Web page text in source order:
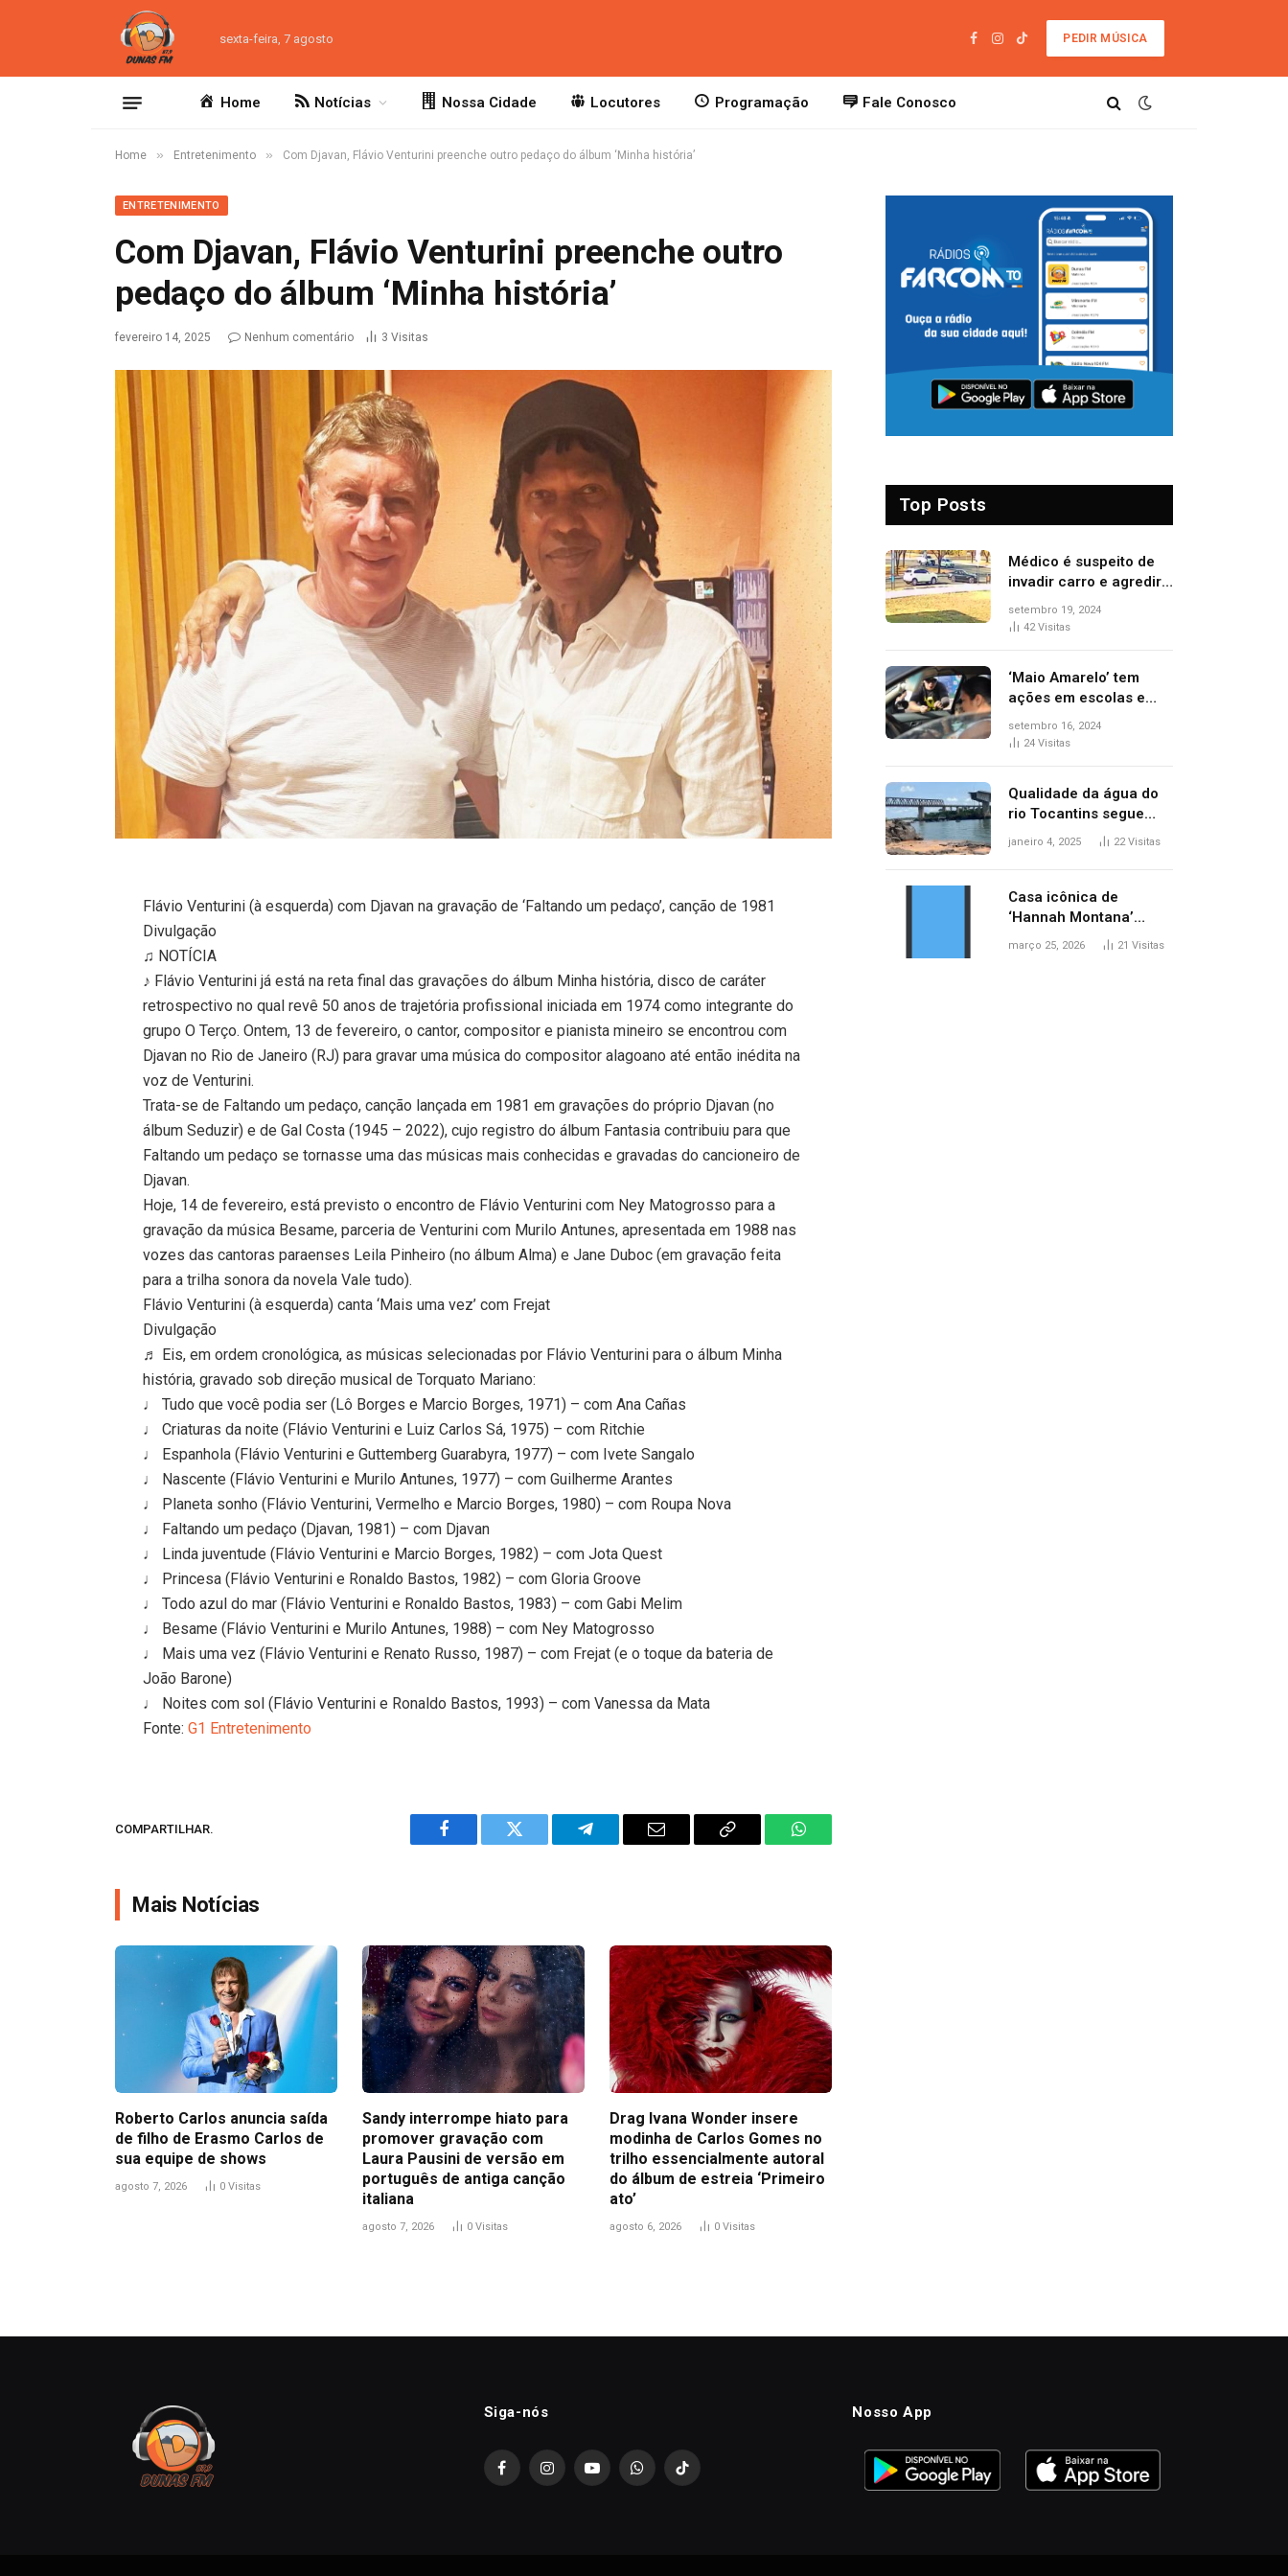
sexta-feira, 7 agosto
Facebook
Instagram
TikTok
PEDIR MÚSICA
Home Notícias Nossa Cidade Locutores Programação Fale Conosco
Home » Entretenimento » Com Djavan, Flávio Venturini preenche outro pedaço do álbum ‘Minha história’
ENTRETENIMENTO
Com Djavan, Flávio Venturini preenche outro
pedaço do álbum ‘Minha história’
fevereiro 14, 2025 Nenhum comentário 3 Visitas
Flávio Venturini (à esquerda) com Djavan na gravação de ‘Faltando um pedaço’, canção de 1981
Divulgação
♫ NOTÍCIA
♪ Flávio Venturini já está na reta final das gravações do álbum Minha história, disco de caráter
retrospectivo no qual revê 50 anos de trajetória profissional iniciada em 1974 como integrante do
grupo O Terço. Ontem, 13 de fevereiro, o cantor, compositor e pianista mineiro se encontrou com
Djavan no Rio de Janeiro (RJ) para gravar uma música do compositor alagoano até então inédita na
voz de Venturini.
Trata-se de Faltando um pedaço, canção lançada em 1981 em gravações do próprio Djavan (no
álbum Seduzir) e de Gal Costa (1945 – 2022), cujo registro do álbum Fantasia contribuiu para que
Faltando um pedaço se tornasse uma das músicas mais conhecidas e gravadas do cancioneiro de
Djavan.
Hoje, 14 de fevereiro, está previsto o encontro de Flávio Venturini com Ney Matogrosso para a
gravação da música Besame, parceria de Venturini com Murilo Antunes, apresentada em 1988 nas
vozes das cantoras paraenses Leila Pinheiro (no álbum Alma) e Jane Duboc (em gravação feita
para a trilha sonora da novela Vale tudo).
Flávio Venturini (à esquerda) canta ‘Mais uma vez’ com Frejat
Divulgação
♬ Eis, em ordem cronológica, as músicas selecionadas por Flávio Venturini para o álbum Minha
história, gravado sob direção musical de Torquato Mariano:
♩ Tudo que você podia ser (Lô Borges e Marcio Borges, 1971) – com Ana Cañas
♩ Criaturas da noite (Flávio Venturini e Luiz Carlos Sá, 1975) – com Ritchie
♩ Espanhola (Flávio Venturini e Guttemberg Guarabyra, 1977) – com Ivete Sangalo
♩ Nascente (Flávio Venturini e Murilo Antunes, 1977) – com Guilherme Arantes
♩ Planeta sonho (Flávio Venturini, Vermelho e Marcio Borges, 1980) – com Roupa Nova
♩ Faltando um pedaço (Djavan, 1981) – com Djavan
♩ Linda juventude (Flávio Venturini e Marcio Borges, 1982) – com Jota Quest
♩ Princesa (Flávio Venturini e Ronaldo Bastos, 1982) – com Gloria Groove
♩ Todo azul do mar (Flávio Venturini e Ronaldo Bastos, 1983) – com Gabi Melim
♩ Besame (Flávio Venturini e Murilo Antunes, 1988) – com Ney Matogrosso
♩ Mais uma vez (Flávio Venturini e Renato Russo, 1987) – com Frejat (e o toque da bateria de
João Barone)
♩ Noites com sol (Flávio Venturini e Ronaldo Bastos, 1993) – com Vanessa da Mata
Fonte:G1 Entretenimento
COMPARTILHAR.
Facebook Twitter Telegram Email
Copy
WhatsApp
Mais Notícias
Roberto Carlos anuncia saída
de filho de Erasmo Carlos de
sua equipe de shows
agosto 7, 2026 0 Visitas
Sandy interrompe hiato para
promover gravação com
Laura Pausini de versão em
português de antiga canção
italiana
agosto 7, 2026 0 Visitas
Drag Ivana Wonder insere
modinha de Carlos Gomes no
trilho essencialmente autoral
do álbum de estreia ‘Primeiro
ato’
agosto 6, 2026 0 Visitas
Top Posts
Médico é suspeito de
invadir carro e agredir
delegado aposentado
durante confusão no
setembro 19, 2024
42Visitas
‘Maio Amarelo’ tem
ações em escolas e
ruas para prevenir
acidentes no trânsito
setembro 16, 2024
24 Visitas
Qualidade da água do
rio Tocantins segue
sem indicar alterações
afirma ANA
janeiro 4, 2025 22Visitas
Casa icônica de
‘Hannah Montana’
poderá ser alugada por
março 25, 2026 21 Visitas
Siga-nós
FacebookInstagramYouTubeWhatsAppTikTok
Nosso App